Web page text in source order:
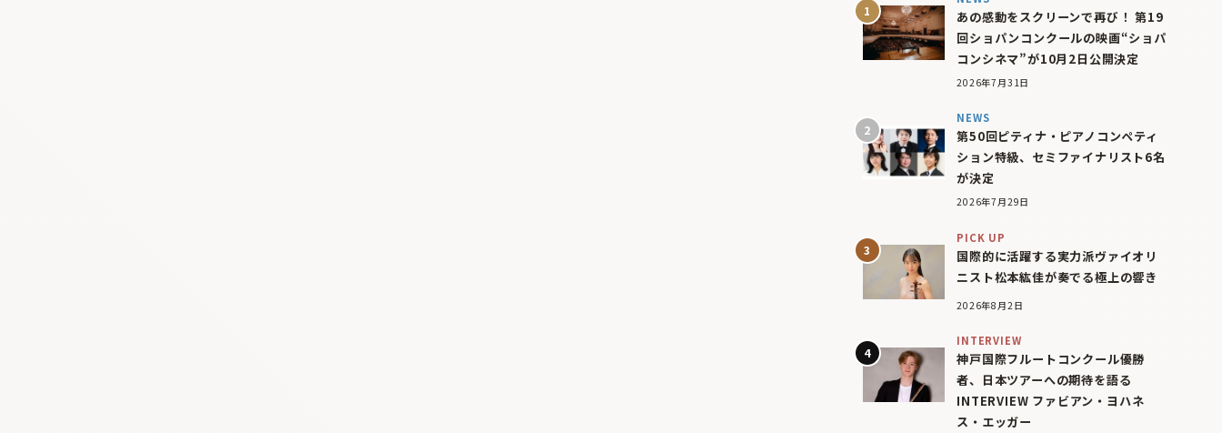
あの感動をスクリーンで再び！ 第19
回ショパンコンクールの映画“ショパ
コンシネマ”が10月2日公開決定
2026年7月31日
NEWS
第50回ピティナ・ピアノコンペティ
ション特級、セミファイナリスト6名
が決定
2026年7月29日
PICK UP
国際的に活躍する実力派ヴァイオリ
ニスト松本紘佳が奏でる極上の響き
2026年8月2日
INTERVIEW
神戸国際フルートコンクール優勝
者、日本ツアーへの期待を語る
INTERVIEW ファビアン・ヨハネ
ス・エッガー